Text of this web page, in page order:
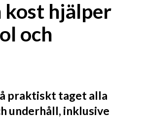
kost hjälper
och
praktiskt taget alla
underhåll, inklusive